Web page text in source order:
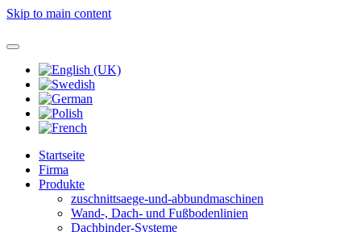
Skip to main content
Startseite
Firma
Produkte
zuschnittsaege-und-abbundmaschinen
Wand-, Dach- und Fußbodenlinien
Dachbinder-Systeme